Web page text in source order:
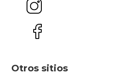
Otros sitios